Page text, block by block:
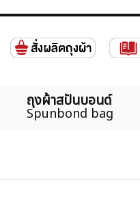
ถุงผ้าสปันบอนด์
Spunbond bag